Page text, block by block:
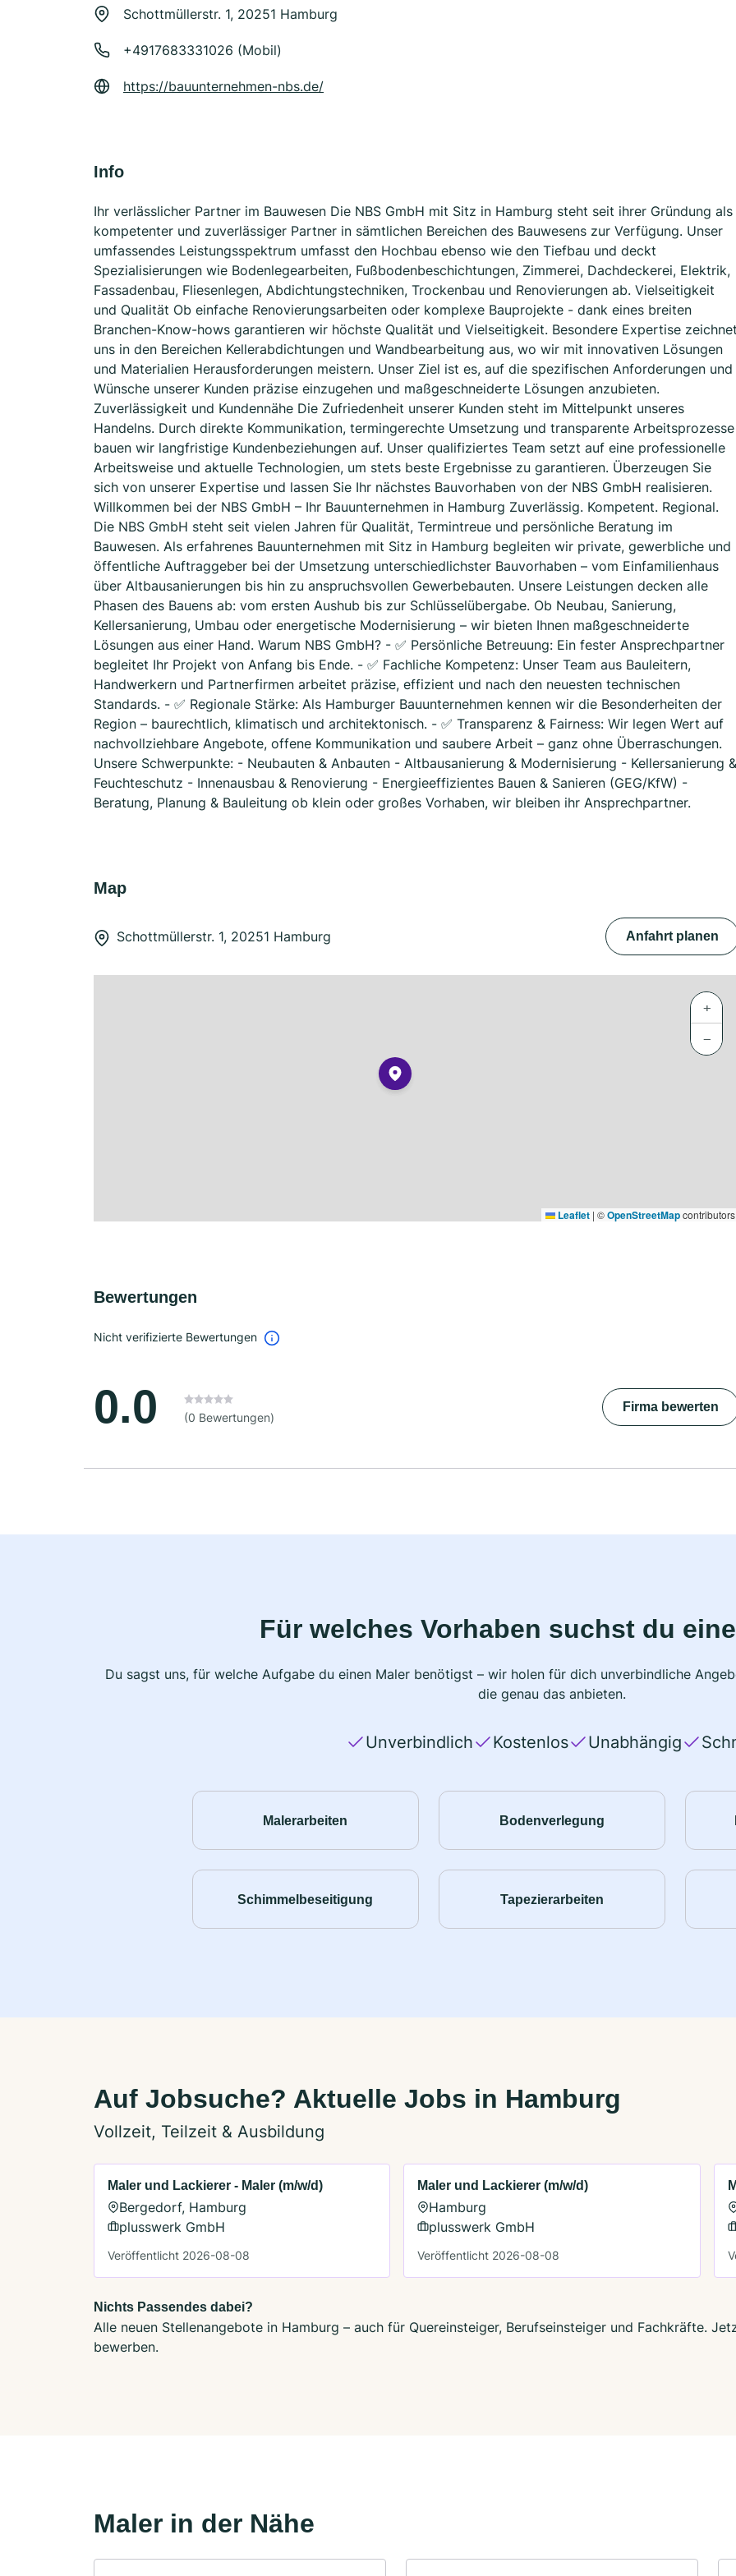
Schottmüllerstr. 1, 20251 Hamburg
+4917683331026 (Mobil)
https://bauunternehmen-nbs.de/
Info
Ihr verlässlicher Partner im Bauwesen Die NBS GmbH mit Sitz in Hamburg steht seit ihrer Gründung als
kompetenter und zuverlässiger Partner in sämtlichen Bereichen des Bauwesens zur Verfügung. Unser
umfassendes Leistungsspektrum umfasst den Hochbau ebenso wie den Tiefbau und deckt
Spezialisierungen wie Bodenlegearbeiten, Fußbodenbeschichtungen, Zimmerei, Dachdeckerei, Elektrik,
Fassadenbau, Fliesenlegen, Abdichtungstechniken, Trockenbau und Renovierungen ab. Vielseitigkeit
und Qualität Ob einfache Renovierungsarbeiten oder komplexe Bauprojekte - dank eines breiten
Branchen-Know-hows garantieren wir höchste Qualität und Vielseitigkeit. Besondere Expertise
uns in den Bereichen Kellerabdichtungen und Wandbearbeitung aus, wo wir mit innovativen Lösungen
und Materialien Herausforderungen meistern. Unser Ziel ist es, auf die spezifischen Anforderungen und
Wünsche unserer Kunden präzise einzugehen und maßgeschneiderte Lösungen anzubieten.
Zuverlässigkeit und Kundennähe Die Zufriedenheit unserer Kunden steht im Mittelpunkt unseres
Handelns. Durch direkte Kommunikation, termingerechte Umsetzung und transparente Arbeitsprozesse
bauen wir langfristige Kundenbeziehungen auf. Unser qualifiziertes Team setzt auf eine professionelle
Arbeitsweise und aktuelle Technologien, um stets beste Ergebnisse zu garantieren. Überzeugen Sie
sich von unserer Expertise und lassen Sie Ihr nächstes Bauvorhaben von der NBS GmbH realisieren.
Willkommen bei der NBS GmbH – Ihr Bauunternehmen in Hamburg Zuverlässig. Kompetent. Regional.
Die NBS GmbH steht seit vielen Jahren für Qualität, Termintreue und persönliche Beratung im
Bauwesen. Als erfahrenes Bauunternehmen mit Sitz in Hamburg begleiten wir private, gewerbliche und
öffentliche Auftraggeber bei der Umsetzung unterschiedlichster Bauvorhaben – vom Einfamilienhaus
über Altbausanierungen bis hin zu anspruchsvollen Gewerbebauten. Unsere Leistungen decken alle
Phasen des Bauens ab: vom ersten Aushub bis zur Schlüsselübergabe. Ob Neubau, Sanierung,
Kellersanierung, Umbau oder energetische Modernisierung – wir bieten Ihnen maßgeschneiderte
Lösungen aus einer Hand. Warum NBS GmbH? - ✅ Persönliche Betreuung: Ein fester Ansprechpartner
begleitet Ihr Projekt von Anfang bis Ende. - ✅ Fachliche Kompetenz: Unser Team aus Bauleitern,
Handwerkern und Partnerfirmen arbeitet präzise, effizient und nach den neuesten technischen
Standards. - ✅ Regionale Stärke: Als Hamburger Bauunternehmen kennen wir die Besonderheiten der
Region – baurechtlich, klimatisch und architektonisch. - ✅ Transparenz & Fairness: Wir legen Wert auf
nachvollziehbare Angebote, offene Kommunikation und saubere Arbeit – ganz ohne Überraschungen.
Unsere Schwerpunkte: - Neubauten & Anbauten - Altbausanierung & Modernisierung - Kellersanierung &
Feuchteschutz - Innenausbau & Renovierung - Energieeffizientes Bauen & Sanieren (GEG/KfW) -
Beratung, Planung & Bauleitung ob klein oder großes Vorhaben, wir bleiben ihr Ansprechpartner.
Map
Schottmüllerstr. 1, 20251 Hamburg Anfahrt planen
+
−
Leaflet | ©OpenStreetMapcontributors
Bewertungen
Nicht verifizierte Bewertungen
0.0 (0 Bewertungen)
Firma bewerten
Für welches Vorhaben suchst du
Du sagst uns, für welche Aufgabe du einen Maler benötigst – wir holen für dich unverbindliche
die genau das anbieten.
Unverbindlich Kostenlos Unabhängig
Malerarbeiten Bodenverlegung
Schimmelbeseitigung Tapezierarbeiten
Auf Jobsuche? Aktuelle Jobs in Hamburg
Vollzeit, Teilzeit & Ausbildung
Maler und Lackierer - Maler (m/w/d)
Bergedorf, Hamburg
plusswerk GmbH
Veröffentlicht 2026-08-08
Maler und Lackierer (m/w/d)
Hamburg
plusswerk GmbH
Veröffentlicht 2026-08-08
Nichts Passendes dabei?
Alle neuen Stellenangebote in Hamburg – auch für Quereinsteiger, Berufseinsteiger und Fachkräfte.
bewerben.
Maler in der Nähe